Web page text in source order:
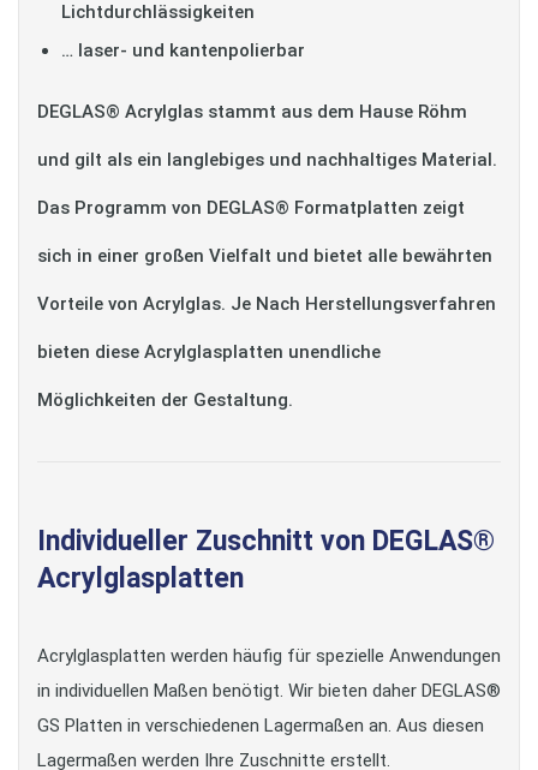
Lichtdurchlässigkeiten
… laser- und kantenpolierbar
DEGLAS® Acrylglas stammt aus dem Hause Röhm
und gilt als ein langlebiges und nachhaltiges Material.
Das Programm von DEGLAS® Formatplatten zeigt
sich in einer großen Vielfalt und bietet alle bewährten
Vorteile von Acrylglas. Je Nach Herstellungsverfahren
bieten diese Acrylglasplatten unendliche
Möglichkeiten der Gestaltung.
Individueller Zuschnitt von DEGLAS®
Acrylglasplatten
Acrylglasplatten werden häufig für spezielle Anwendungen
in individuellen Maßen benötigt. Wir bieten daher DEGLAS®
GS Platten in verschiedenen Lagermaßen an. Aus diesen
Lagermaßen werden Ihre Zuschnitte erstellt.